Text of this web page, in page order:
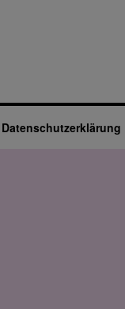
Datenschutz­erklärung